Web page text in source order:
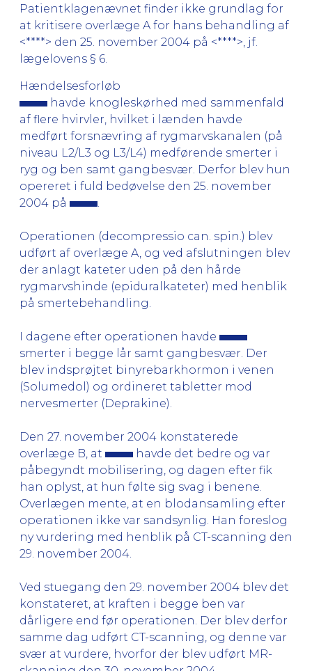
Patientklagenævnet finder ikke grundlag for
at kritisere overlæge A for hans behandling af
<****> den 25. november 2004 på <****>, jf.
lægelovens § 6.
Hændelsesforløb
havde knogleskørhed med sammenfald
af flere hvirvler, hvilket i lænden havde
medført forsnævring af rygmarvskanalen (på
niveau L2/L3 og L3/L4) medførende smerter i
ryg og ben samt gangbesvær. Derfor blev hun
opereret i fuld bedøvelse den 25. november
2004 på
Operationen (decompressio can. spin.) blev
udført af overlæge A, og ved afslutningen blev
der anlagt kateter uden på den hårde
rygmarvshinde (epiduralkateter) med henblik
på smertebehandling.
I dagene efter operationen havde
smerter i begge lår samt gangbesvær. Der
blev indsprøjtet binyrebarkhormon i venen
(Solumedol) og ordineret tabletter mod
nervesmerter (Deprakine).
Den 27. november 2004 konstaterede
overlæge B, at
havde det bedre og var
påbegyndt mobilisering, og dagen efter fik
han oplyst, at hun følte sig svag i benene.
Overlægen mente, at en blodansamling efter
operationen ikke var sandsynlig. Han foreslog
ny vurdering med henblik på CT-scanning den
29. november 2004.
Ved stuegang den 29. november 2004 blev det
konstateret, at kraften i begge ben var
dårligere end før operationen. Der blev derfor
samme dag udført CT-scanning, og denne var
svær at vurdere, hvorfor der blev udført MR-